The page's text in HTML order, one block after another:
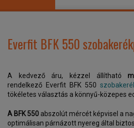
Everfit BFK 550
A kedvező áru, kézzel állítható
rendelkező Everfit BFK 550
tökéletes választás a könnyű-közepes
A BFK 550 abszolút mércét képvisel a
optimálisan párnázott nyereg által